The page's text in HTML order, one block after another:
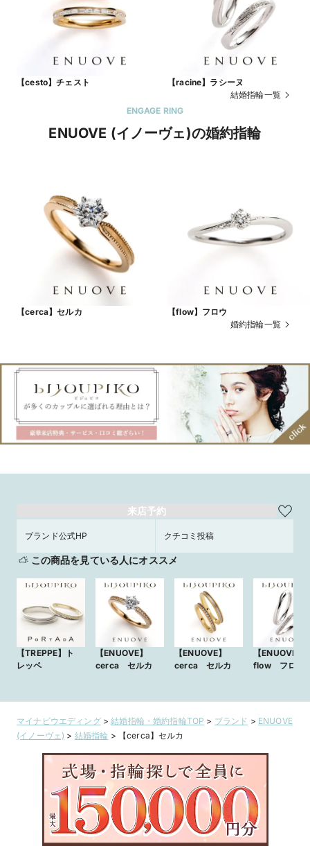
【cesto】チェスト
【racine】ラシーヌ
結婚指輪一覧
ENGAGE RING
ENUOVE (イノーヴェ)の婚約指輪
【cerca】セルカ
【flow】フロウ
婚約指輪一覧
来店予約
ブランド公式HP クチコミ投稿
この商品を見ている人にオススメ
【TREPPE】ト
レッペ
【ENUOVE】
cerca セルカ
【ENUOVE】
cerca セルカ
【ENUOVE】
flow フロウ
マイナビウエディング>結婚指輪・婚約指輪TOP > ブランド > ENUOVE
(イノーヴェ) > 結婚指輪 > 【cerca】セルカ